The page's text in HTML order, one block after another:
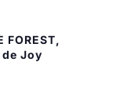
FOREST,
Joy